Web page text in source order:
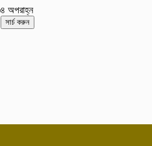
অপরাহ্ন
সার্চ করুন